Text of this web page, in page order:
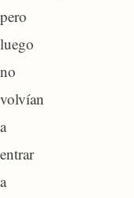
pero
luego
no
volvían
a
entrar
a